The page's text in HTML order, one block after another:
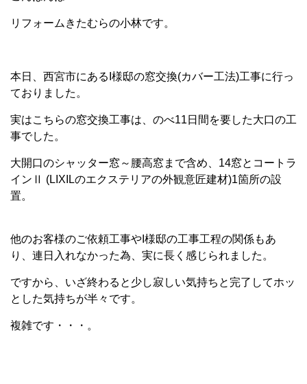
リフォームきたむらの小林です。
本日、西宮市にあるI様邸の窓交換(カバー工法)工事に行っ
ておりました。
実はこちらの窓交換工事は、のべ11日間を要した大口の工
事でした。
大開口のシャッター窓～腰高窓まで含め、14窓とコートラ
インⅡ (LIXILのエクステリアの外観意匠建材)1箇所の設
置。
他のお客様のご依頼工事やI様邸の工事工程の関係もあ
り、連日入れなかった為、実に長く感じられました。
ですから、いざ終わると少し寂しい気持ちと完了してホッ
とした気持ちが半々です。
複雑です・・・。